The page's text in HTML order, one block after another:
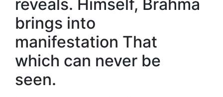
reveals. Himself, Brahma
brings into
manifestation That
which can never be
seen.